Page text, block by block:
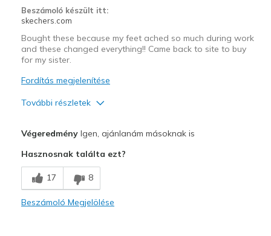
For Work
Width
Feels true to width
Sizing
Feels true to size
Beszámoló készült itt:
skechers.com
Bought these because my feet ached so much during work
and these changed everything!! Came back to site to buy
for my sister.
Fordítás megjelenítése
További részletek
Breathe Well
Comfortable
VégeredményIgen, ajánlanám másoknak is
Hasznosnak találta ezt?
17 8
Beszámoló Megjelölése